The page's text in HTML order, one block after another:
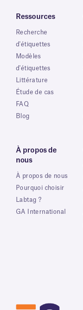
Ressources
Recherche
d'étiquettes
Modèles
d'étiquettes
Littérature
Étude de cas
FAQ
Blog
À propos de
nous
À propos de nous
Pourquoi choisir
Labtag ?
GA International